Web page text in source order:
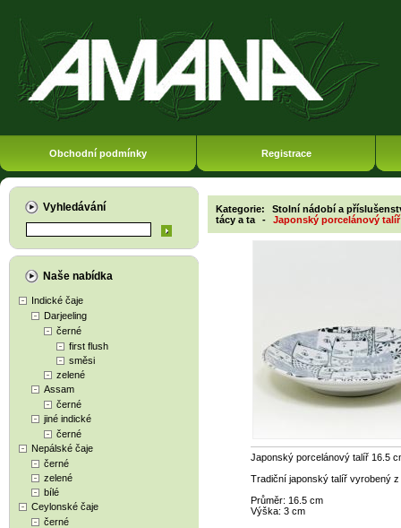
Obchodní podmínky Registrace
Vyhledávání
Naše nabídka
Indické čaje
Darjeeling
černé
first flush
směsi
zelené
Assam
černé
jiné indické
černé
Nepálské čaje
černé
zelené
bílé
Ceylonské čaje
černé
Kategorie:
Stolní nádobí a
tácy a ta
- Japonský porcelánový talíř
Japonský porcelánový talíř 16.5
Tradiční japonský talíř vyrobený
Průměr: 16.5 cm
Výška: 3 cm